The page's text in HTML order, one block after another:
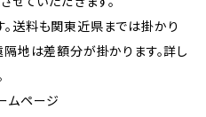
送料も関東近県までは掛かり
隔地は差額分が掛かります。詳し
ムページ